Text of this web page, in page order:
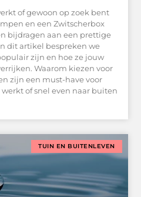
of gewoon op zoek bent
en een Zwitscherbox
bijdragen aan een prettige
dit artikel bespreken we
zijn en hoe ze jouw
Waarom kiezen voor
zijn een must-have voor
of snel even naar buiten
TUIN EN BUITENLEVEN